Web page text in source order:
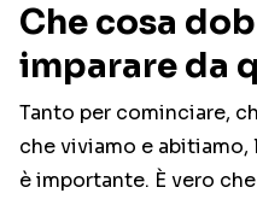
Che cosa
imparare da
Tanto per cominciare,
che viviamo e
è importante. È vero